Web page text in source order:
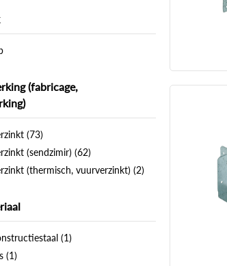
(fabricage,
(73)
(sendzimir) (62)
(thermisch, vuurverzinkt) (2)
(1)
(1)